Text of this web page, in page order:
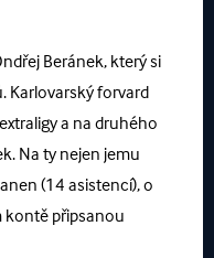
Beránek, který si
Karlovarský forvard
a na druhého
Na ty nejen jemu
(14 asistencí), o
kontě připsanou